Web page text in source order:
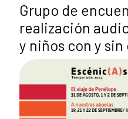
Grupo de
realización
y niños con y